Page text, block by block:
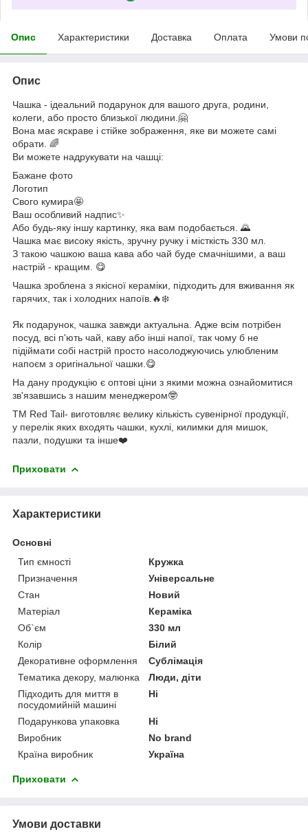
Опис Характеристики Доставка Оплата Умови
Опис
Чашка - ідеальний подарунок для вашого друга, родини,
колеги, або просто близької людини.🤗
Вона має яскраве і стійке зображення, яке ви можете самі
обрати. 🌈
Ви можете надрукувати на чашці:
Бажане фото
Логотип
Свого кумира🤩
Ваш особливий надпис✨
Або будь-яку іншу картинку, яка вам подобається. 🌄
Чашка має високу якість, зручну ручку і місткість 330 мл.
З такою чашкою ваша кава або чай буде смачнішими, а ваш
настрій - кращим. 😋
Чашка зроблена з якісної кераміки, підходить для вживання як
гарячих, так і холодних напоїв.🔥❄️
Як подарунок, чашка завжди актуальна. Адже всім потрібен
посуд, всі п'ють чай, каву або інші напої, так чому б не
підіймати собі настрій просто насолоджуючись улюбленим
напоєм з оригінальної чашки.😋
На дану продукцію є оптові ціни з якими можна ознайомитися
зв'язавшись з нашим менеджером🤓
ТМ Red Tail- виготовляє велику кількість сувенірної продукції,
у перелік яких входять чашки, кухлі, килимки для мишок,
пазли, подушки та інше❤️
Приховати
Характеристики
Основні
Тип ємності
Кружка
Призначення
Універсальне
Стан
Новий
Матеріал
Кераміка
Об`єм
330 мл
Колір
Білий
Декоративне оформлення
Сублімація
Тематика декору, малюнка
Люди, діти
Підходить для миття в
посудомийній машині
Ні
Подарункова упаковка
Ні
Виробник
No brand
Країна виробник
Україна
Приховати
Умови доставки